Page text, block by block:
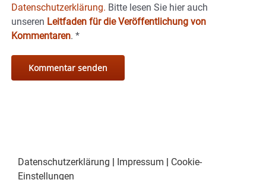
Datenschutzerklärung. Bitte lesen Sie hier auch
unseren Leitfaden für die Veröffentlichung von
Kommentaren. *
Datenschutzerklärung Impressum
Cookie-
Einstellungen